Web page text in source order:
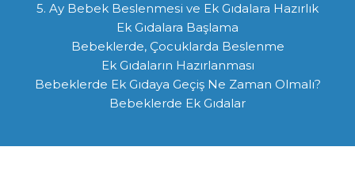
5. Ay Bebek Beslenmesi ve Ek Gıdalara Hazırlık
Ek Gıdalara Başlama
Bebeklerde, Çocuklarda Beslenme
Ek Gıdaların Hazırlanması
Bebeklerde Ek Gıdaya Geçiş Ne Zaman Olmalı?
Bebeklerde Ek Gıdalar